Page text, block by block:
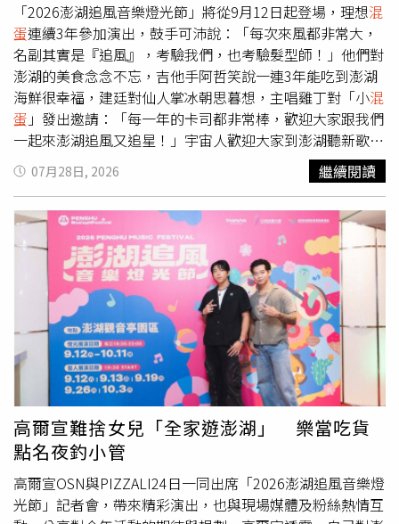
「2026澎湖追風音樂燈光節」將從9月12日起登場，理想混
蛋連續3年參加演出，鼓手可沛說：「每次來風都非常大，
名副其實是『追風』，考驗我們，也考驗髮型師！」他們對
澎湖的美食念念不忘，吉他手阿哲笑說一連3年能吃到澎湖
海鮮很幸福，建廷對仙人掌冰朝思暮想，主唱雞丁對「小混
蛋 」發出邀請：「每一年的卡司都非常棒，歡迎大家跟我們
一起來澎湖追風又追星！」宇宙人歡迎大家到澎湖聽新歌。
（圖／三立提供）宇宙人則說澎湖的海風很舒服：「每次來
澎湖演出都有一種很chill的感覺，今年歡迎大家來澎湖聽新
歌！」他們日前在五月天演唱會擔任嘉賓，高喊新專輯9月
見，令歌迷期待不已。連理想混蛋也被圈粉：「我們的吉他
手阿哲非常喜歡宇宙人的新歌，練團時都在彈〈沒有人像我
一樣〉，很期待在現場聽前輩表演這首超好聽的歌。」怕胖
團打趣說不怕澎湖的風了。（圖／三立提供）怕胖團是第二
次參加，上回來的時候他們擔心「強風來襲對變瘦的我們會
有影響」，這回笑稱：「今年可能不怕風，畢竟越來越『穩
重』了。」他們對於在澎湖演出印象非常好：「天氣很好，
心情也會很好，很有渡假的感覺，特別是各種海鮮都超好
吃，很值得搭飛機去吃。」上回演出結束後想去釣小卷的心
願沒有完成，這回他們直接問：「有沒有釣好、烤好的可以
我們可以直接吃？」笑翻眾人。
07月28日, 2026 繼續閱讀
高爾宣難捨女兒「全家遊澎湖」 樂當吃貨
點名夜釣小管
高爾宣OSN與PIZZALI24日一同出席「2026澎湖追風音樂燈
光節」記者會，帶來精彩演出，也與現場媒體及粉絲熱情互